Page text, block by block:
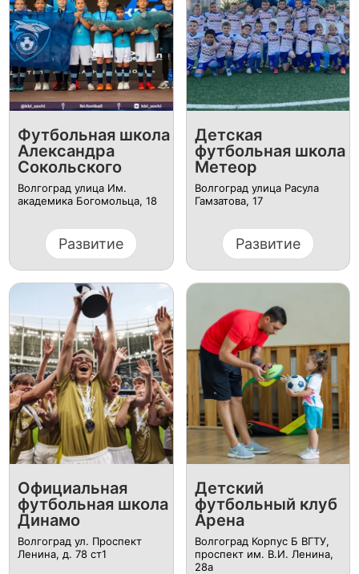
Футбольная школа
Александра
Сокольского
Волгоград улица Им.
академика Богомольца, 18
Развитие
Детская
футбольная школа
Метеор
Волгоград улица Расула
Гамзатова, 17
Развитие
Официальная
футбольная школа
Динамо
Волгоград ул. Проспект
Ленина, д. 78 ст1
Детский
футбольный клуб
Арена
Волгоград Корпус Б ВГТУ,
проспект им. В.И. Ленина,
28а